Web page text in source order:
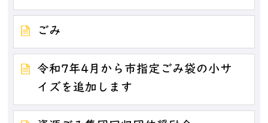
ごみ
令和7年4月から市指定ごみ袋の小サ
イズを追加します